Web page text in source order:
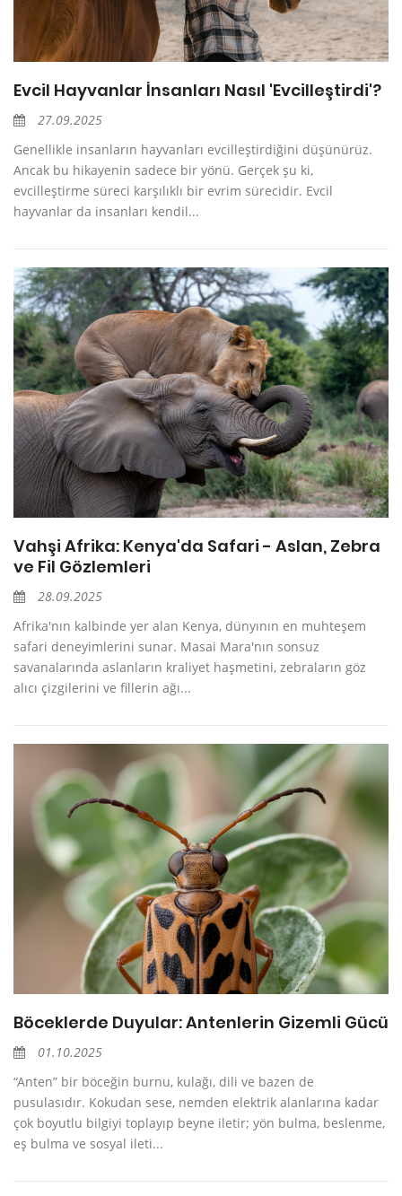
Evcil Hayvanlar İnsanları Nasıl 'Evcilleştirdi'?
27.09.2025
Genellikle insanların hayvanları evcilleştirdiğini düşünürüz.
Ancak bu hikayenin sadece bir yönü. Gerçek şu ki,
evcilleştirme süreci karşılıklı bir evrim sürecidir. Evcil
hayvanlar da insanları kendil...
Vahşi Afrika: Kenya'da Safari - Aslan, Zebra
ve Fil Gözlemleri
28.09.2025
Afrika'nın kalbinde yer alan Kenya, dünyının en muhteşem
safari deneyimlerini sunar. Masai Mara'nın sonsuz
savanalarında aslanların kraliyet haşmetini, zebraların göz
alıcı çizgilerini ve fillerin ağı...
Böceklerde Duyular: Antenlerin Gizemli Gücü
01.10.2025
“Anten” bir böceğin burnu, kulağı, dili ve bazen de
pusulasıdır. Kokudan sese, nemden elektrik alanlarına kadar
çok boyutlu bilgiyi toplayıp beyne iletir; yön bulma, beslenme,
eş bulma ve sosyal ileti...